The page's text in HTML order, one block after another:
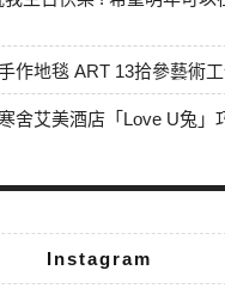
作地毯 ART 13拾參藝術
舍艾美酒店「Love U兔」
Instagram